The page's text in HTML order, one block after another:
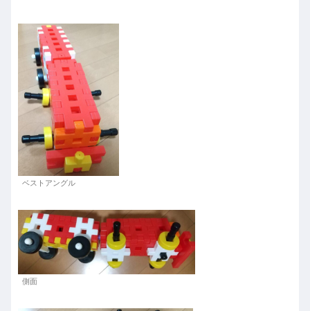
ベストアングル
側面